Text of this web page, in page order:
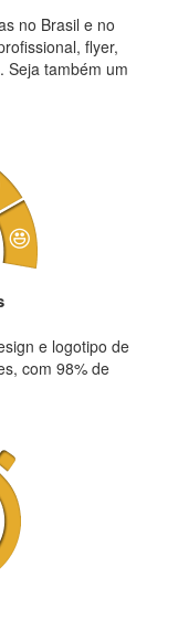
no Brasil e no
flyer,
Seja também um
e logotipo de
com 98% de